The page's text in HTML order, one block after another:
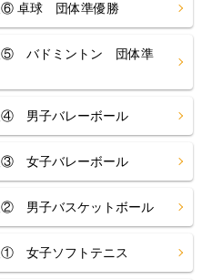
⑥ 卓球 団体準優勝
⑤ バドミントン 団体準
④ 男子バレーボール
③ 女子バレーボール
男子バスケットボール
女子ソフトテニス